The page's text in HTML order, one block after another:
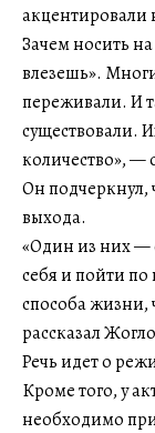
акцентировали
Зачем носить
влезешь».
переживали. И
существовали.
количество», —
Он подчеркнул,
выхода.
«Один из них —
себя и пойти по
способа жизни,
рассказал
Речь идет о
Кроме того, у
необходимо